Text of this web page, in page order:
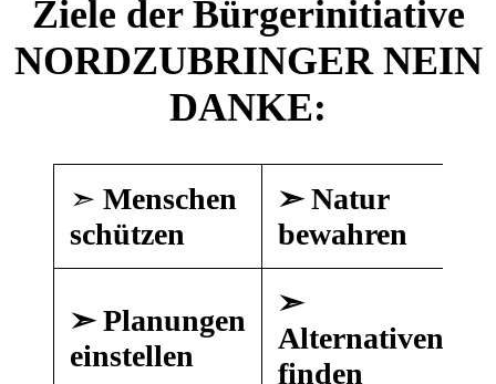
Ziele der Bürgerinitiative
NORDZUBRINGER NEIN
DANKE:
➣ Menschen
schützen
➣ Natur
bewahren
➣ Planungen
einstellen
➣
Alternativen
finden